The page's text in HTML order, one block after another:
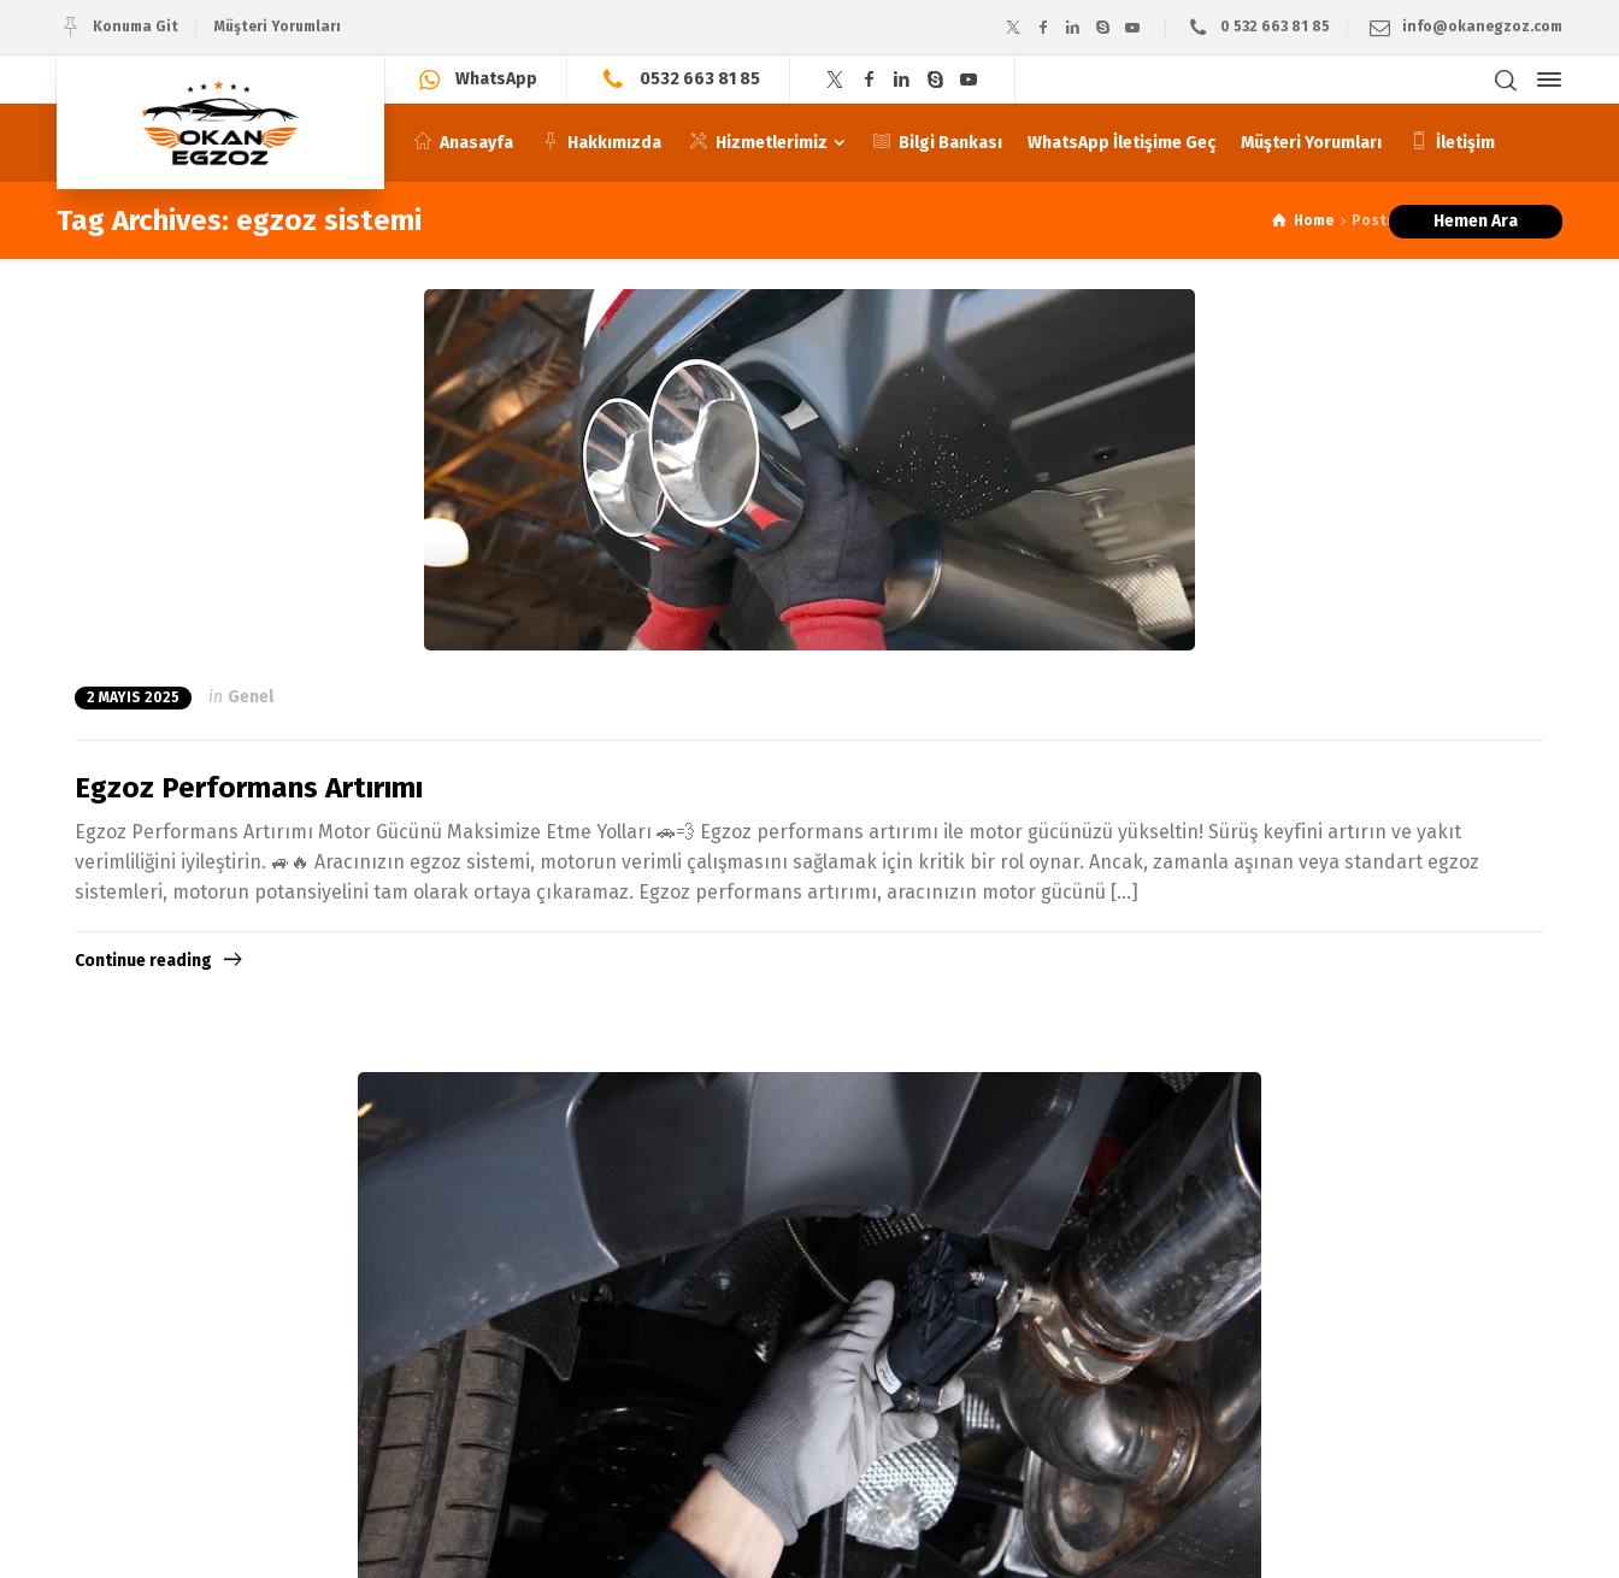
Konuma Git Müşteri Yorumları 0 532 663 81 85 info@okanegzoz.com
WhatsApp 0532 663 81 85
Anasayfa Hakkımızda Hizmetlerimiz Bilgi Bankası WhatsApp İletişime Geç Müşteri Yorumları İletişim
Hemen Ara
Tag Archives: egzoz sistemi Home Posts tagged: egzoz sistemi
2 MAYIS 2025 in Genel
Egzoz Performans Artırımı
Egzoz Performans Artırımı Motor Gücünü Maksimize Etme Yolları 🚗💨 Egzoz performans artırımı ile motor gücünüzü yükseltin! Sürüş keyfini artırın ve yakıt
verimliliğini iyileştirin. 🚙🔥 Aracınızın egzoz sistemi, motorun verimli çalışmasını sağlamak için kritik bir rol oynar. Ancak, zamanla aşınan veya standart egzoz
sistemleri, motorun potansiyelini tam olarak ortaya çıkaramaz. Egzoz performans artırımı, aracınızın motor gücünü […]
Continue reading